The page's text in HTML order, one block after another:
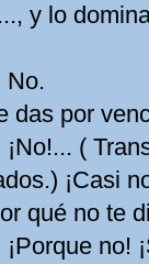
y lo
No.
das por
¡No!... (
¡Casi
qué no te
¡Porque no!